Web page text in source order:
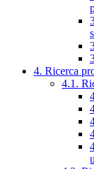
4. Ricerca
4.1.